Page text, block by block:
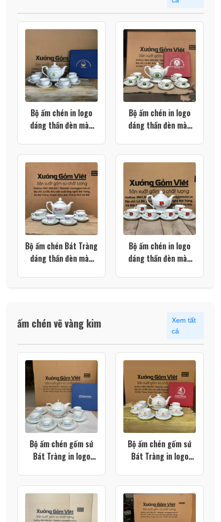
Bộ ấm chén in logo
dáng thần đèn màu
Bộ ấm chén in logo
dáng thần đèn màu
Bộ ấm chén Bát Tràng
dáng thần đèn màu
Bộ ấm chén in logo
dáng thần đèn màu
ấm chén vẽ vàng kim
Xem tất
cả
Bộ ấm chén gốm sứ
Bát Tràng in logo
AC119
Bộ ấm chén gốm sứ
Bát Tràng in logo